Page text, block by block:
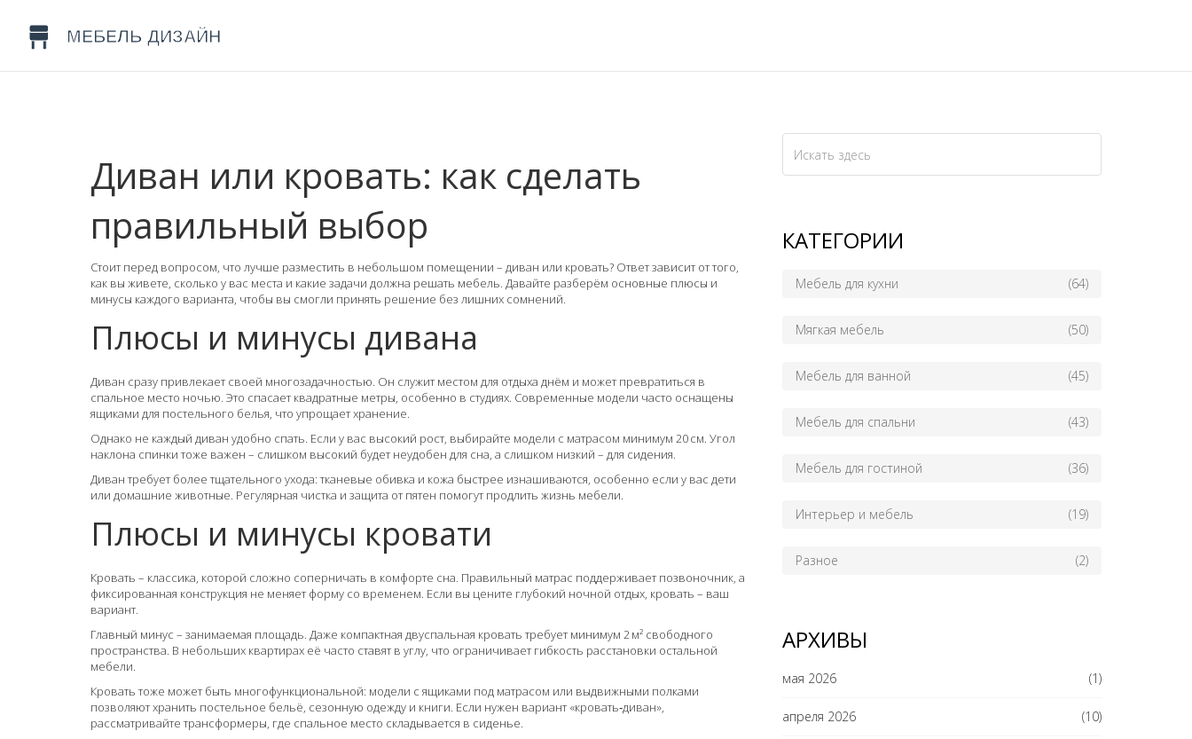
Диван или кровать: как сделать
правильный выбор
Стоит перед вопросом, что лучше разместить в небольшом помещении – диван или кровать? Ответ зависит от того,
как вы живете, сколько у вас места и какие задачи должна решать мебель. Давайте разберём основные плюсы и
минусы каждого варианта, чтобы вы смогли принять решение без лишних сомнений.
Плюсы и минусы дивана
Диван сразу привлекает своей многозадачностью. Он служит местом для отдыха днём и может превратиться в
спальное место ночью. Это спасает квадратные метры, особенно в студиях. Современные модели часто оснащены
ящиками для постельного белья, что упрощает хранение.
Однако не каждый диван удобно спать. Если у вас высокий рост, выбирайте модели с матрасом минимум 20 см. Угол
наклона спинки тоже важен – слишком высокий будет неудобен для сна, а слишком низкий – для сидения.
Диван требует более тщательного ухода: тканевые обивка и кожа быстрее изнашиваются, особенно если у вас дети
или домашние животные. Регулярная чистка и защита от пятен помогут продлить жизнь мебели.
Плюсы и минусы кровати
Кровать – классика, которой сложно соперничать в комфорте сна. Правильный матрас поддерживает позвоночник, а
фиксированная конструкция не меняет форму со временем. Если вы цените глубокий ночной отдых, кровать – ваш
вариант.
Главный минус – занимаемая площадь. Даже компактная двуспальная кровать требует минимум 2 м² свободного
пространства. В небольших квартирах её часто ставят в углу, что ограничивает гибкость расстановки остальной
мебели.
Кровать тоже может быть многофункциональной: модели с ящиками под матрасом или выдвижными полками
позволяют хранить постельное бельё, сезонную одежду и книги. Если нужен вариант «кровать‑диван»,
рассматривайте трансформеры, где спальное место складывается в сиденье.
КАТЕГОРИИ
Мебель для кухни (64)
Мягкая мебель (50)
Мебель для ванной (45)
Мебель для спальни (43)
Мебель для гостиной (36)
Интерьер и мебель (19)
Разное (2)
АРХИВЫ
мая 2026 (1)
апреля 2026 (10)